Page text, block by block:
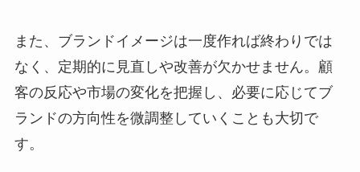
また、ブランドイメージは一度作れば終わりでは
なく、定期的に見直しや改善が欠かせません。顧
客の反応や市場の変化を把握し、必要に応じてブ
ランドの方向性を微調整していくことも大切で
す。